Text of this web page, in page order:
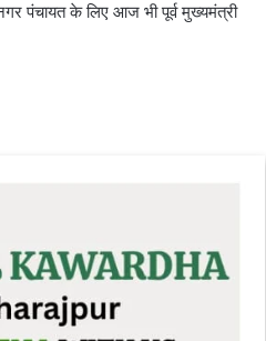
पंचायत के लिए आज भी पूर्व मुख्यमंत्री